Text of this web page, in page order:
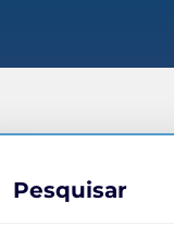
Pesquisar